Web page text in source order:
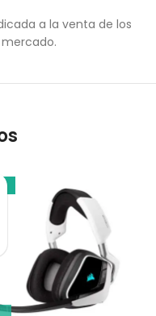
a la venta de los